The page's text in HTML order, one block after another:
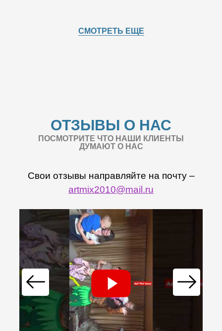
СМОТРЕТЬ ЕЩЕ
ОТЗЫВЫ О НАС
ПОСМОТРИТЕ ЧТО НАШИ КЛИЕНТЫ
ДУМАЮТ О НАС
Свои отзывы направляйте на почту –
artmix2010@mail.ru